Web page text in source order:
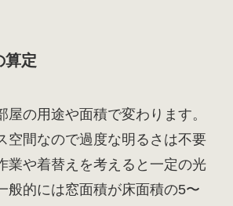
算定
屋の用途や面積で変わります。
空間なので過度な明るさは不要
業や着替えを考えると一定の光
般的には窓面積が床面積の5〜